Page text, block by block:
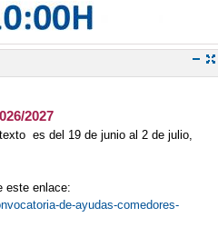
2027
es del 19 de junio al 2 de julio,
este enlace:
de-ayudas-comedores-